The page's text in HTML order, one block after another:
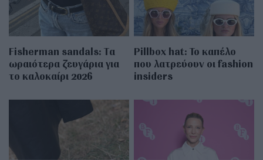
Fisherman sandals: Tα
ωραιότερα ζευγάρια για
το καλοκαίρι 2026
Pillbox hat: Το καπέλο
που λατρεύουν οι fashion
insiders